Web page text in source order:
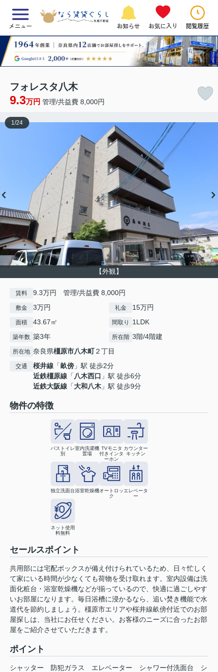
メニュー お知らせ お気に入り 閲覧履歴
フォレスタ八木
9.3万円 管理/共益費 8,000円
【外観】
1/24
賃料 9.3万円 管理/共益費 8,000円
敷金 3万円 礼金 15万円
面積 43.67㎡ 間取り 1LDK
築年数 築3年 所在階 3階/4階建
所在地 奈良県橿原市八木町２丁目
交通 桜井線 「畝傍 」駅 徒歩2分
近鉄橿原線 「八木西口 」駅 徒歩6分
近鉄大阪線 「大和八木 」駅 徒歩9分
物件の特徴
バストイレ
別
室内洗濯機
置場
TVモニタ
付きインタ
ーホン
カウンター
キッチン
独立洗面台浴室乾燥機オートロッ
ク
エレベータ
ー
ネット使用
料無料
セールスポイント
共用部には宅配ボックスが備え付けられているため、日々忙しく
て家にいる時間が少なくても荷物を受け取れます。室内設備は洗
面化粧台・浴室乾燥機などが揃っているので、快適に過ごしやす
いお部屋になります。毎日浴槽に浸かるなら、追い焚き機能で水
道代を節約しましょう。橿原市エリアや桜井線畝傍付近でのお部
屋探しは、当社にお任せください。お客様のニーズに合ったお部
屋をご紹介させていただきます。
ポイント
シャッター 防犯ガラス エレベーター シャワー付洗面台
シ